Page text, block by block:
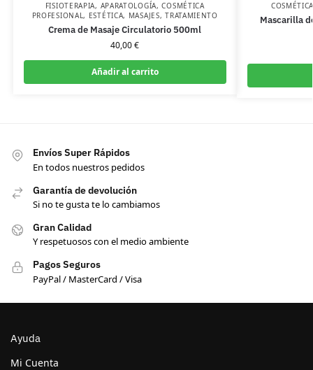
FISIOTERAPIA, APARATOLOGÍA,COSMÉTICA
PROFESIONAL, ESTÉTICA, MASAJES,TRATAMIENTO
Crema de Masaje Circulatorio 500ml
40,00€
Añadir al carrito
Mascarilla
Envíos Super Rápidos
En todos nuestros pedidos
Garantía de devolución
Si no te gusta te lo cambiamos
Gran Calidad
Y respetuosos con el medio ambiente
Pagos Seguros
PayPal / MasterCard / Visa
Ayuda
Mi Cuenta